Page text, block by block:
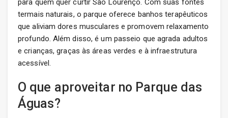
para quem quer curtir São Lourenço. Com suas fontes
termais naturais, o parque oferece banhos terapêuticos
que aliviam dores musculares e promovem relaxamento
profundo. Além disso, é um passeio que agrada adultos
e crianças, graças às áreas verdes e à infraestrutura
acessível.
O que aproveitar no Parque das
Águas?